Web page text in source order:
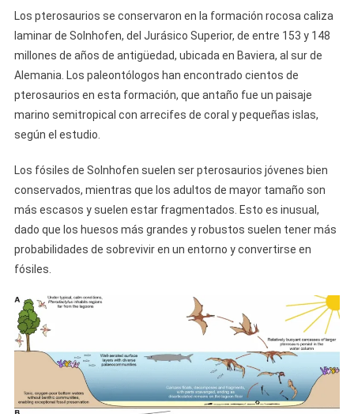
Los pterosaurios se conservaron en la formación rocosa caliza
laminar de Solnhofen, del Jurásico Superior, de entre 153 y 148
millones de años de antigüedad, ubicada en Baviera, al sur de
Alemania. Los paleontólogos han encontrado cientos de
pterosaurios en esta formación, que antaño fue un paisaje
marino semitropical con arrecifes de coral y pequeñas islas,
según el estudio.
Los fósiles de Solnhofen suelen ser pterosaurios jóvenes bien
conservados, mientras que los adultos de mayor tamaño son
más escasos y suelen estar fragmentados. Esto es inusual,
dado que los huesos más grandes y robustos suelen tener más
probabilidades de sobrevivir en un entorno y convertirse en
fósiles.